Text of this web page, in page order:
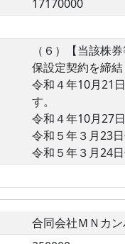
17170000
（６）【当該株
保設定契約を締
令和４年10月21
す。
令和４年10月27
令和５年３月23
令和５年３月24
合同会社ＭＮカ